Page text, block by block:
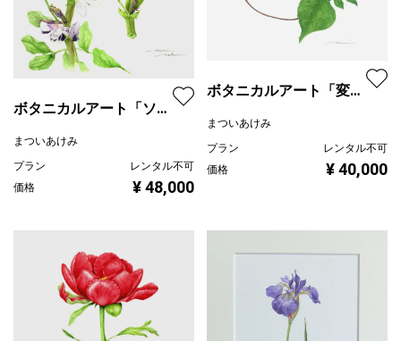
ボタニカルアート「ソラ
まついあけみ
プラン
レンタル不可
価格
¥ 48,000
ボタニカルアート「変化
まついあけみ
プラン
レンタル不可
価格
¥ 40,000